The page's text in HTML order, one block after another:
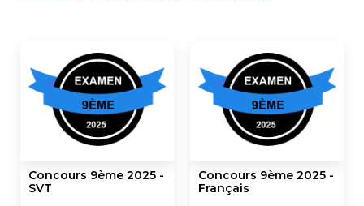
Concours 9ème 2025 -
SVT
Concours 9ème 2025 -
Français